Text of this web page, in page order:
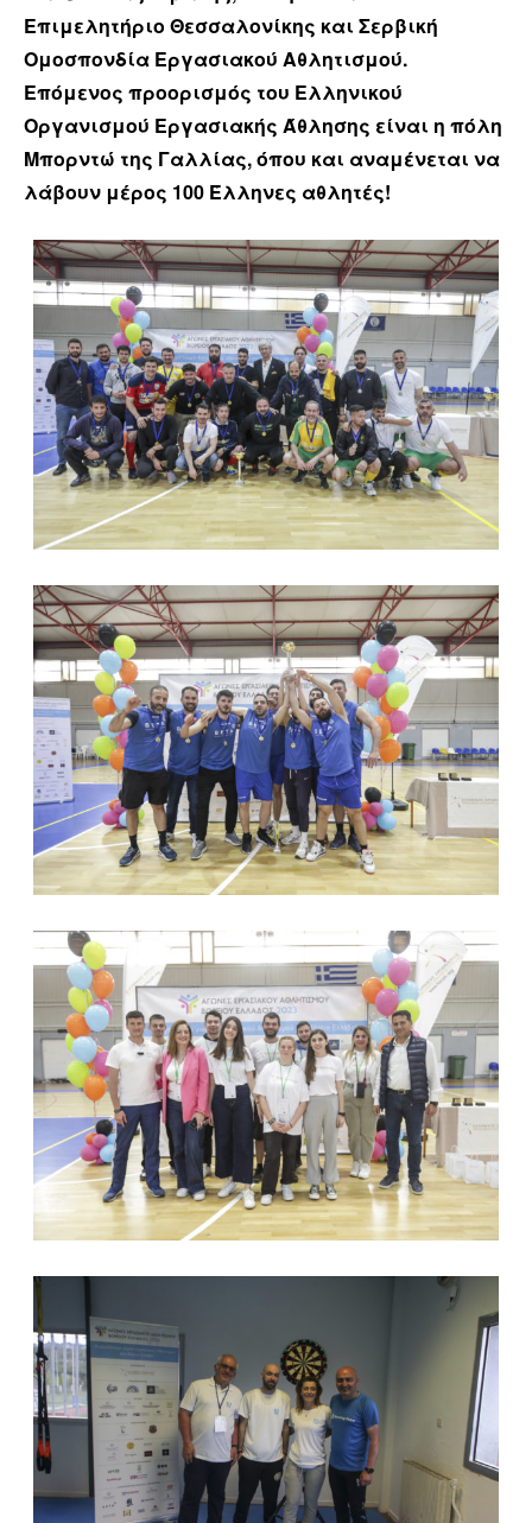
Επιμελητήριο Θεσσαλονίκης και Σερβική
Ομοσπονδία Εργασιακού Αθλητισμού.
Επόμενος προορισμός του Ελληνικού
Οργανισμού Εργασιακής Άθλησης είναι η πόλη
Μπορντώ της Γαλλίας, όπου και αναμένεται να
λάβουν μέρος 100 Έλληνες αθλητές!